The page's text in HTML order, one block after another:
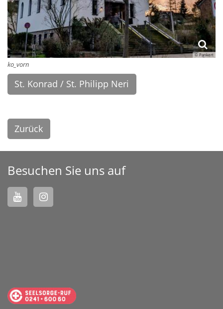
© Pankert
ko_vorn
St. Konrad / St. Philipp Neri
Zurück
Besuchen Sie uns auf